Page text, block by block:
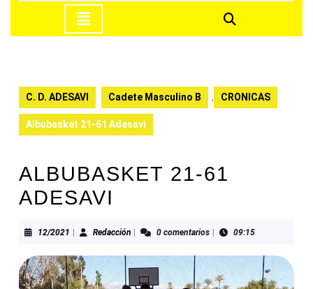
apertura
C. D. ADESAVI Cadete Masculino B , CRONICAS
Albubasket 21-61 Adesavi
ALBUBASKET 21-61
ADESAVI
12/2021 12/2021RedacciónRedacción0 comentarios 09:15